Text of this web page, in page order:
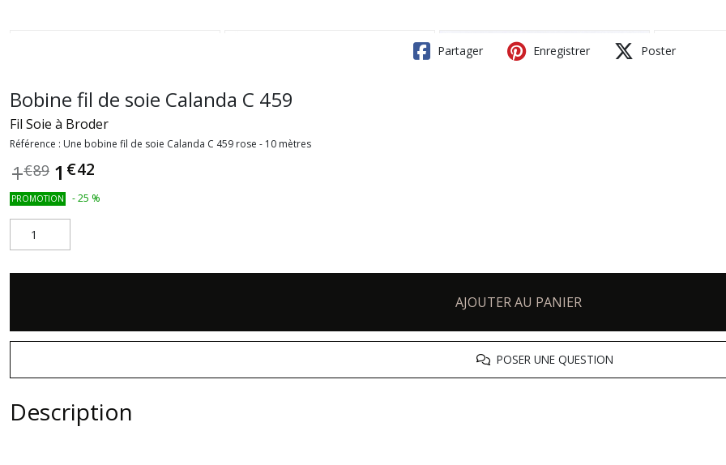
Partager Enregistrer Poster
Bobine fil de soie Calanda C 459
Fil Soie à Broder
Référence : Une bobine fil de soie Calanda C 459 rose - 10 mètres
1€89 1 €42
PROMOTION -25 %
AJOUTER AU PANIER
POSER UNE QUESTION
Description